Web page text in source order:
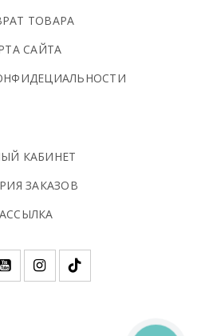
ТОВАРА
САЙТА
КАБИНЕТ
ЗАКАЗОВ